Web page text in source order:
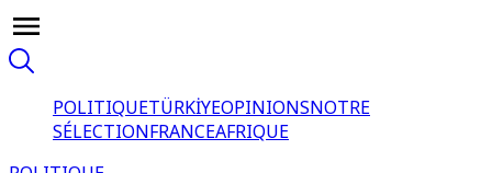
POLITIQUETÜRKİYEOPINIONSNOTRE
SÉLECTIONFRANCEAFRIQUE